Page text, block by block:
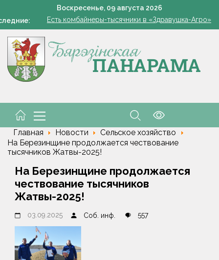
Воскресенье, 09 августа 2026
В Жорновке проходит турслёт сотрудников ГКСЭ
Есть комбайнеры-тысячники в «Здравушка-Агро»
«Модный двор». Чудо, которое всегда рядом
Всего 1 грамм на ведро — и пустоцветов как не
В Жорновке проходит турслёт сотрудников ГКСЭ
Главная Новости
Сельское хозяйство
На Березинщине продолжается чествование
тысячников Жатвы-2025!
На Березинщине продолжается
чествование тысячников
Жатвы-2025!
03.09.2025 Соб. инф. 557